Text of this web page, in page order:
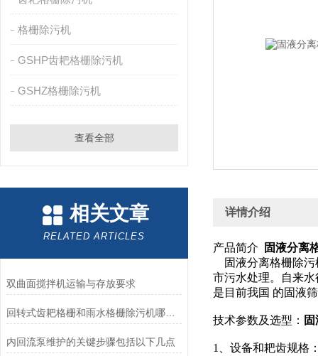
格栅除污机
GSHP齿耙格栅除污机
GSHZ格栅除污机
查看全部
相关文章
RELATED ARTICLES
双曲面搅拌机运输与存放要求
回转式齿耙格栅和雨水格栅除污机哪个好？如何选择-南京凯普德帮您分析
内回流泵维护的关键步骤包括以下几点
详情介绍
产品简介
固液分离
固液分离格栅除污
市污水处理。自来
是目前我国 的固液
技术参数及选型：
1、设备和耙齿规格